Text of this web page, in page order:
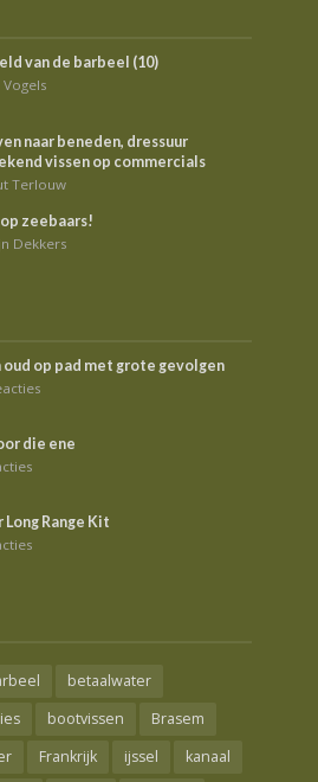
van de barbeel (10)
Vogels
naar beneden, dressuur
vissen op commercials
Terlouw
zeebaars!
Dekkers
oud op pad met grote gevolgen
die ene
Long Range Kit
betaalwater
bootvissen
Brasem
Frankrijk ijssel
kanaal